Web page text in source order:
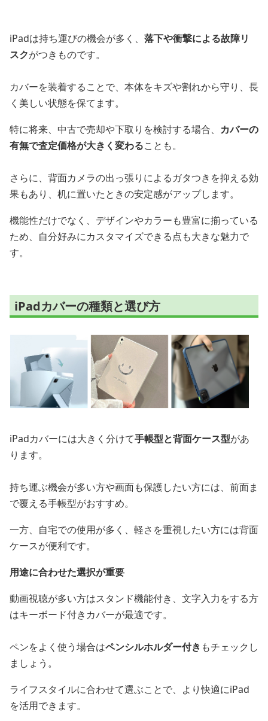
iPadは持ち運びの機会が多く、 落下や衝撃による故障リ
スクがつきものです。
カバーを装着することで、本体をキズや割れから守り、長
く美しい状態を保てます。
特に将来、中古で売却や下取りを検討する場合、 カバーの
有無で査定価格が大きく変わることも。
さらに、背面カメラの出っ張りによるガタつきを抑える効
果もあり、机に置いたときの安定感がアップします。
機能性だけでなく、デザインやカラーも豊富に揃っている
ため、自分好みにカスタマイズできる点も大きな魅力で
す。
iPadカバーの種類と選び方
iPadカバーには大きく分けて手帳型と背面ケース型があ
ります。
持ち運ぶ機会が多い方や画面も保護したい方には、前面ま
で覆える手帳型がおすすめ。
一方、自宅での使用が多く、軽さを重視したい方には背面
ケースが便利です。
用途に合わせた選択が重要
動画視聴が多い方はスタンド機能付き、文字入力をする方
はキーボード付きカバーが最適です。
ペンをよく使う場合はペンシルホルダー付き もチェックし
ましょう。
ライフスタイルに合わせて選ぶことで、より快適にiPad
を活用できます。